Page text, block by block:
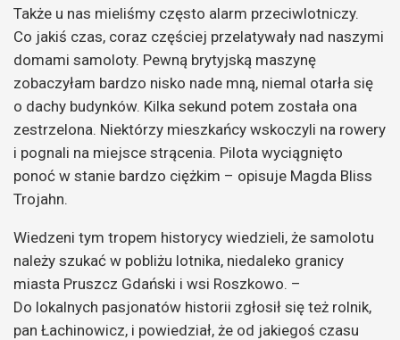
Także u nas mieliśmy często alarm przeciwlotniczy.
Co jakiś czas, coraz częściej przelatywały nad naszymi
domami samoloty. Pewną brytyjską maszynę
zobaczyłam bardzo nisko nade mną, niemal otarła się
o dachy budynków. Kilka sekund potem została ona
zestrzelona. Niektórzy mieszkańcy wskoczyli na rowery
i pognali na miejsce strącenia. Pilota wyciągnięto
ponoć w stanie bardzo ciężkim – opisuje Magda Bliss
Trojahn.
Wiedzeni tym tropem historycy wiedzieli, że samolotu
należy szukać w pobliżu lotnika, niedaleko granicy
miasta Pruszcz Gdański i wsi Roszkowo. –
Do lokalnych pasjonatów historii zgłosił się też rolnik,
pan Łachinowicz, i powiedział, że od jakiegoś czasu